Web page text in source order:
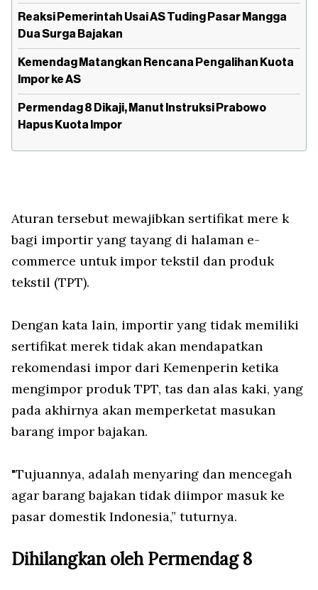
Reaksi Pemerintah Usai AS Tuding Pasar Mangga
Dua Surga Bajakan
Kemendag Matangkan Rencana Pengalihan Kuota
Impor ke AS
Permendag 8 Dikaji, Manut Instruksi Prabowo
Hapus Kuota Impor
Aturan tersebut mewajibkan sertifikat mere k
bagi importir yang tayang di halaman e-
commerce untuk impor tekstil dan produk
tekstil (TPT).
Dengan kata lain, importir yang tidak memiliki
sertifikat merek tidak akan mendapatkan
rekomendasi impor dari Kemenperin ketika
mengimpor produk TPT, tas dan alas kaki, yang
pada akhirnya akan memperketat masukan
barang impor bajakan.
"Tujuannya, adalah menyaring dan mencegah
agar barang bajakan tidak diimpor masuk ke
pasar domestik Indonesia,” tuturnya.
Dihilangkan oleh Permendag 8